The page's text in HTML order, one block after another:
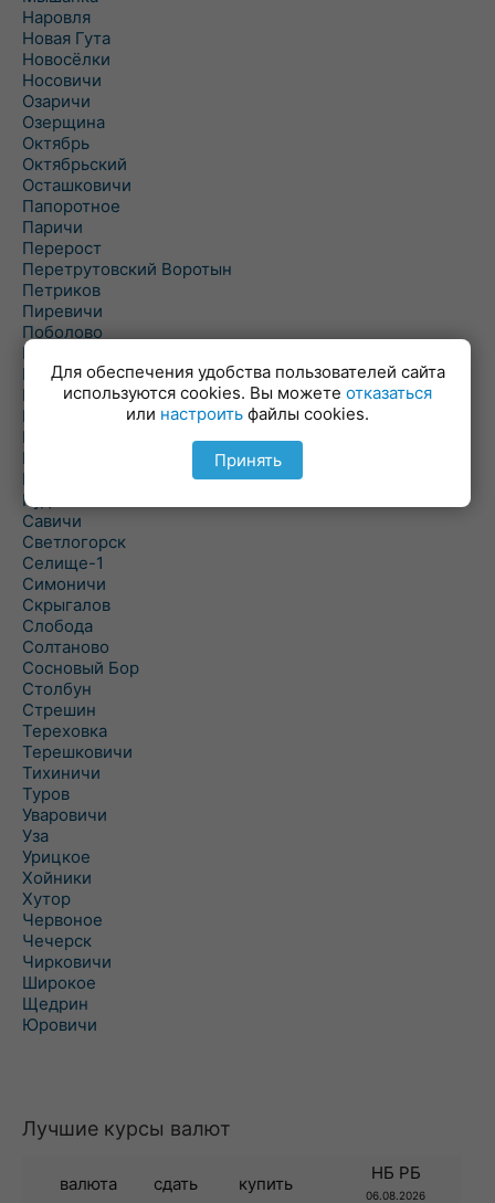
Наровля
Новая Гута
Новосёлки
Носовичи
Озаричи
Озерщина
Октябрь
Октябрьский
Осташковичи
Папоротное
Паричи
Перерост
Перетрутовский Воротын
Петриков
Пиревичи
Поболово
Поколюбичи
Полесье
Птичь
Речица
Ровенская Слобода
Рогачев
Рогинь
Рудня
Савичи
Светлогорск
Селище-1
Симоничи
Скрыгалов
Слобода
Солтаново
Сосновый Бор
Столбун
Стрешин
Тереховка
Терешковичи
Тихиничи
Туров
Уваровичи
Уза
Урицкое
Хойники
Хутор
Червоное
Чечерск
Чирковичи
Широкое
Щедрин
Юровичи
Лучшие курсы валют
валюта сдать купить
НБ РБ
06.08.2026
Для обеспечения удобства пользователей сайта
используются cookies. Вы можете отказаться
или настроить файлы cookies.
Принять